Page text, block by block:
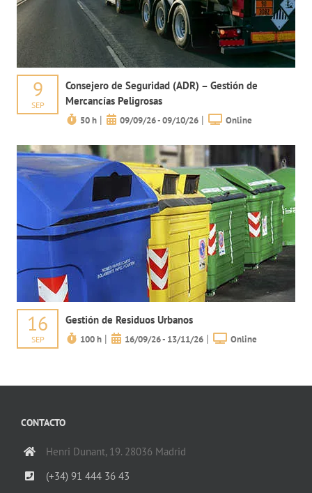
9
SEP
Consejero de Seguridad (ADR) – Gestión de
Mercancías Peligrosas
50 h | 09/09/26 - 09/10/26 | Online
16
SEP
Gestión de Residuos Urbanos
100 h | 16/09/26 - 13/11/26 | Online
CONTACTO
Henri Dunant, 19. 28036 Madrid
(+34) 91 444 36 43